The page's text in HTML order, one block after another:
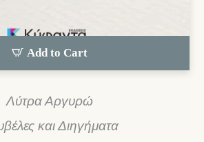
Add to Cart
Λύτρα Αργυρώ
και Διηγήματα